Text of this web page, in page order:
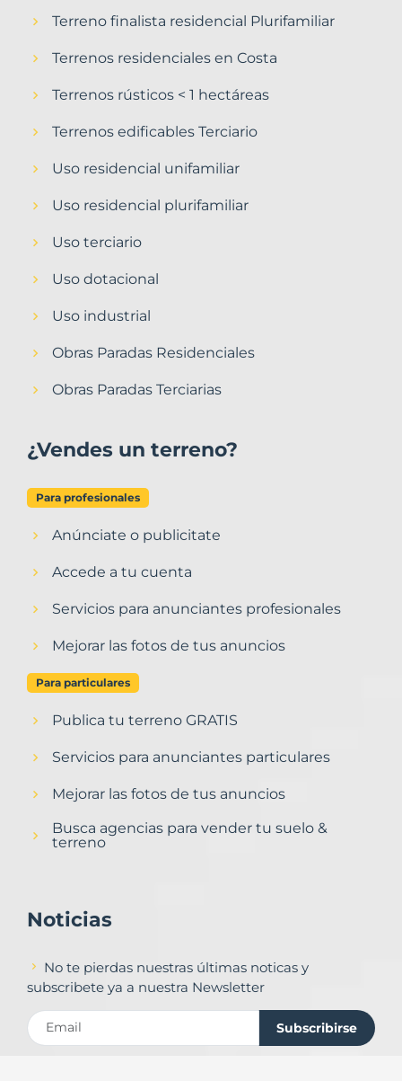
Terreno finalista residencial Plurifamiliar
Terrenos residenciales en Costa
Terrenos rústicos < 1 hectáreas
Terrenos edificables Terciario
Uso residencial unifamiliar
Uso residencial plurifamiliar
Uso terciario
Uso dotacional
Uso industrial
Obras Paradas Residenciales
Obras Paradas Terciarias
¿Vendes un terreno?
Para profesionales
Anúnciate o publicitate
Accede a tu cuenta
Servicios para anunciantes profesionales
Mejorar las fotos de tus anuncios
Para particulares
Publica tu terreno GRATIS
Servicios para anunciantes particulares
Mejorar las fotos de tus anuncios
Busca agencias para vender tu suelo &
terreno
Noticias
No te pierdas nuestras últimas noticas y
subscribete ya a nuestra Newsletter
Subscribirse